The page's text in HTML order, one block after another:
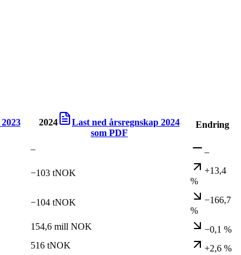
2023
2024 Last ned årsregnskap 2024
som PDF
Endring
– –
−103 tNOK
+13,4
%
−104 tNOK
−166,7
%
154,6 mill NOK
−0,1 %
516 tNOK +2,6 %